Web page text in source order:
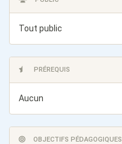
Tout public
PRÉREQUIS
Aucun
OBJECTIFS PÉDAGOGIQUES